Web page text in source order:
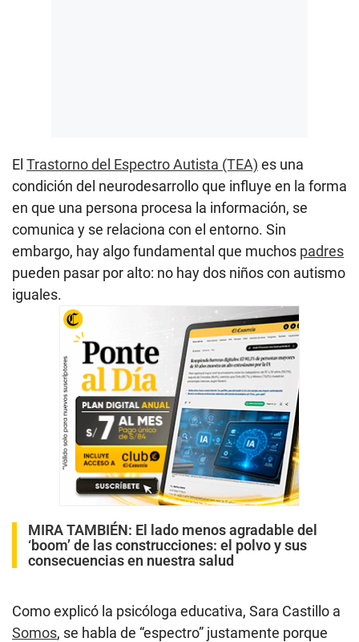
El Trastorno del Espectro Autista (TEA) es una
condición del neurodesarrollo que influye en la forma
en que una persona procesa la información, se
comunica y se relaciona con el entorno. Sin
embargo, hay algo fundamental que muchos padres
pueden pasar por alto: no hay dos niños con autismo
iguales.
MIRA TAMBIÉN: El lado menos agradable del
‘boom’ de las construcciones: el polvo y sus
consecuencias en nuestra salud
Como explicó la psicóloga educativa, Sara Castillo a
Somos, se habla de “espectro” justamente porque